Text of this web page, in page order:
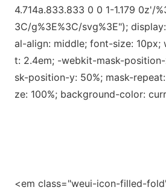
4.714a.833.833 0 0 1-1.179 0z'/
3C/g%3E%3C/svg%3E");
al-align: middle; font-size: 10px;
t: 2.4em; -webkit-mask-
sk-position-y: 50%; mask-
ze: 100%; background-color:
<em class="weui-icon-filled-